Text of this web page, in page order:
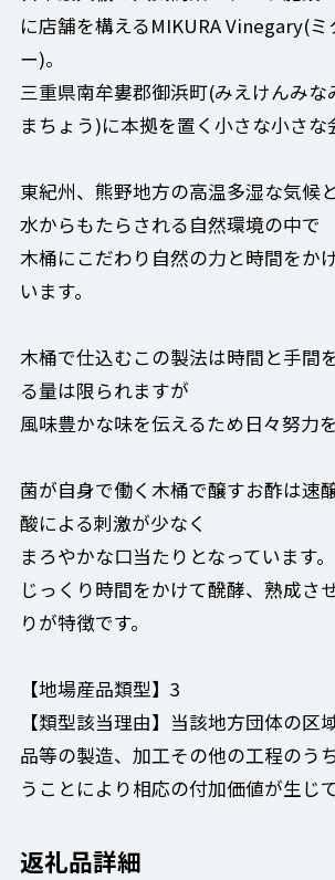
に店舗を構えるMIKURA Vinegary(ミ
ー)。
三重県南牟婁郡御浜町(みえけんみな
まちょう)に本拠を置く小さな小さな
東紀州、熊野地方の高温多湿な気候
水からもたらされる自然環境の中で
木桶にこだわり自然の力と時間をか
います。
木桶で仕込むこの製法は時間と手間
る量は限られますが
風味豊かな味を伝えるため日々努力を
菌が自身で働く木桶で醸すお酢は速
酸による刺激が少なく
まろやかな口当たりとなっています。
じっくり時間をかけて醗酵、熟成さ
りが特徴です。
【地場産品類型】3
【類型該当理由】当該地方団体の区
品等の製造、加工その他の工程のう
うことにより相応の付加価値が生じ
返礼品詳細